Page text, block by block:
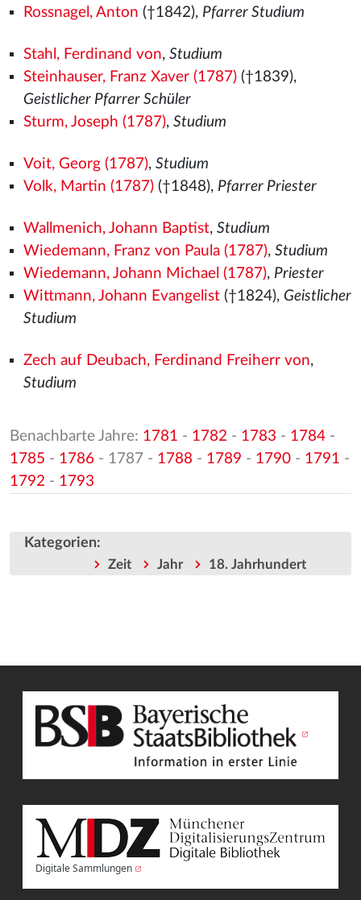
Rossnagel, Anton (†1842), Pfarrer Studium
Stahl, Ferdinand von, Studium
Steinhauser, Franz Xaver (1787)(†1839),
Geistlicher Pfarrer Schüler
Sturm, Joseph (1787), Studium
Voit, Georg (1787), Studium
Volk, Martin (1787)(†1848), Pfarrer Priester
Wallmenich, Johann Baptist, Studium
Wiedemann, Franz von Paula (1787), Studium
Wiedemann, Johann Michael (1787), Priester
Wittmann, Johann Evangelist(†1824), Geistlicher
Studium
Zech auf Deubach, Ferdinand Freiherr von,
Studium
Benachbarte Jahre: 1781 - 1782 - 1783 - 1784 -
1785 - 1786 - 1787 - 1788 - 1789 - 1790 - 1791 -
1792 - 1793
Kategorien:
Zeit Jahr 18. Jahrhundert
Digitale Sammlungen